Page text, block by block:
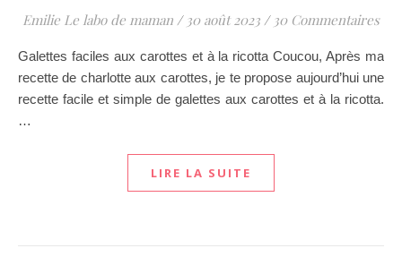
Emilie Le labo de maman / 30 août 2023 / 30 Commentaires
Galettes faciles aux carottes et à la ricotta Coucou, Après ma
recette de charlotte aux carottes, je te propose aujourd’hui une
recette facile et simple de galettes aux carottes et à la ricotta.
…
LIRE LA SUITE